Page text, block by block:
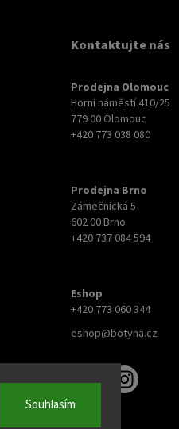
Souhlasím
Kontaktujte nás
Prodejna Olomouc
Horní náměstí 410/25
779 00 Olomouc
+420 773 038 080
Prodejna Brno
Zámečnická 5
602 00 Brno
+420 737 084 594
Eshop
+420 773 060 344
eshop@botyna.cz